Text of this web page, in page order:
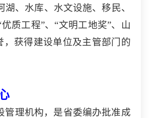
、水库、水文设施、移民、
优质工程”、“文明工地奖”、山
，获得建设单位及主管部门的
管理机构，是省委编办批准成